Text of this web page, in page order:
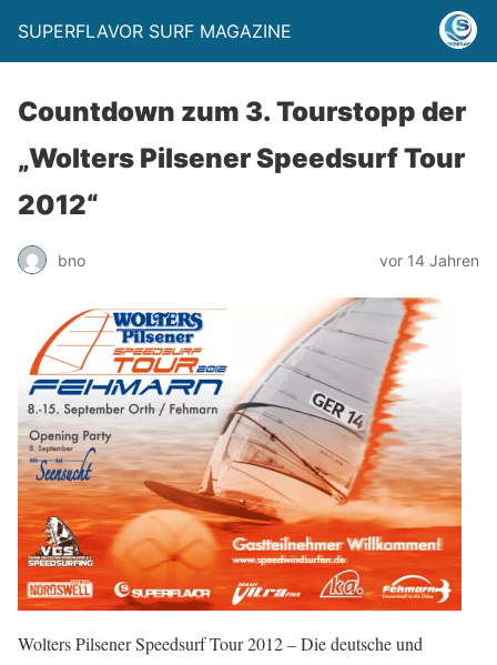
SUPERFLAVOR SURF MAGAZINE
Countdown zum 3. Tourstopp der
„Wolters Pilsener Speedsurf Tour
2012“
bno vor 14 Jahren
Wolters Pilsener Speedsurf Tour 2012 – Die deutsche und